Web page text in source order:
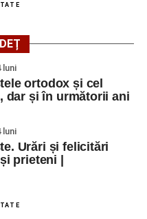
luni
ortodox și cel
dar și în următorii ani
luni
Urări și felicitări
prieteni |